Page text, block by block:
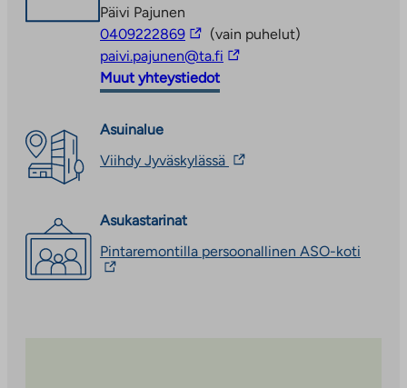
Päivi Pajunen
0409222869Linkki
vie
ulkopuoliseen
palveluun
(vain puhelut)
paivi.pajunen@ta.fi Linkki
Muut yhteystiedot
Asuinalue
Viihdy Jyväskylässä Linkki
aukeaa
uuteen
Asukastarinat
Pintaremontilla persoonallinen ASO-koti